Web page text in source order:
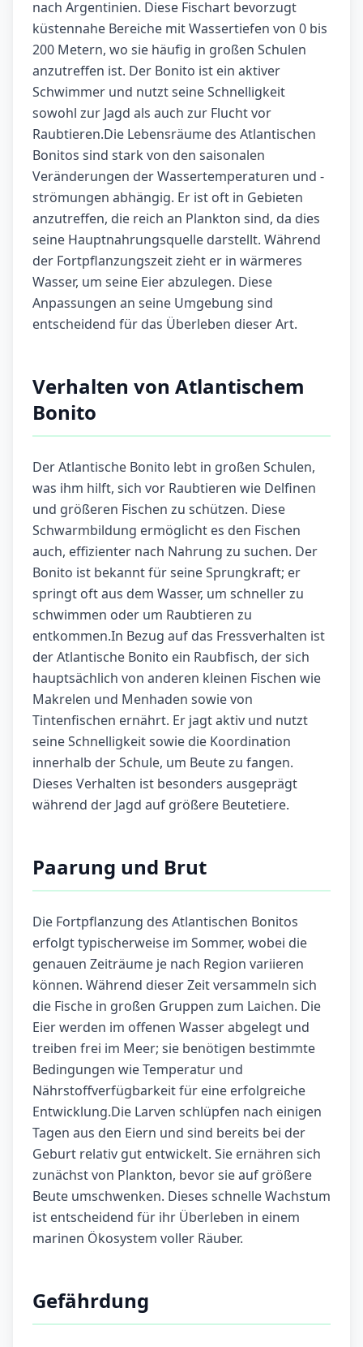
nach Argentinien. Diese Fischart bevorzugt
küstennahe Bereiche mit Wassertiefen von 0 bis
200 Metern, wo sie häufig in großen Schulen
anzutreffen ist. Der Bonito ist ein aktiver
Schwimmer und nutzt seine Schnelligkeit
sowohl zur Jagd als auch zur Flucht vor
Raubtieren.Die Lebensräume des Atlantischen
Bonitos sind stark von den saisonalen
Veränderungen der Wassertemperaturen und -
strömungen abhängig. Er ist oft in Gebieten
anzutreffen, die reich an Plankton sind, da dies
seine Hauptnahrungsquelle darstellt. Während
der Fortpflanzungszeit zieht er in wärmeres
Wasser, um seine Eier abzulegen. Diese
Anpassungen an seine Umgebung sind
entscheidend für das Überleben dieser Art.
Verhalten von Atlantischem
Bonito
Der Atlantische Bonito lebt in großen Schulen,
was ihm hilft, sich vor Raubtieren wie Delfinen
und größeren Fischen zu schützen. Diese
Schwarmbildung ermöglicht es den Fischen
auch, effizienter nach Nahrung zu suchen. Der
Bonito ist bekannt für seine Sprungkraft; er
springt oft aus dem Wasser, um schneller zu
schwimmen oder um Raubtieren zu
entkommen.In Bezug auf das Fressverhalten ist
der Atlantische Bonito ein Raubfisch, der sich
hauptsächlich von anderen kleinen Fischen wie
Makrelen und Menhaden sowie von
Tintenfischen ernährt. Er jagt aktiv und nutzt
seine Schnelligkeit sowie die Koordination
innerhalb der Schule, um Beute zu fangen.
Dieses Verhalten ist besonders ausgeprägt
während der Jagd auf größere Beutetiere.
Paarung und Brut
Die Fortpflanzung des Atlantischen Bonitos
erfolgt typischerweise im Sommer, wobei die
genauen Zeiträume je nach Region variieren
können. Während dieser Zeit versammeln sich
die Fische in großen Gruppen zum Laichen. Die
Eier werden im offenen Wasser abgelegt und
treiben frei im Meer; sie benötigen bestimmte
Bedingungen wie Temperatur und
Nährstoffverfügbarkeit für eine erfolgreiche
Entwicklung.Die Larven schlüpfen nach einigen
Tagen aus den Eiern und sind bereits bei der
Geburt relativ gut entwickelt. Sie ernähren sich
zunächst von Plankton, bevor sie auf größere
Beute umschwenken. Dieses schnelle Wachstum
ist entscheidend für ihr Überleben in einem
marinen Ökosystem voller Räuber.
Gefährdung